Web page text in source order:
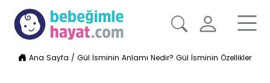
Ana Sayfa /Gül İsminin Anlamı Nedir? Gül İsminin Özellikleri ve